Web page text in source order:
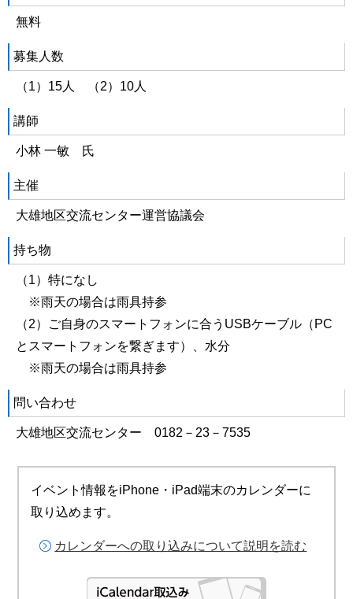
無料
募集人数
（1）15人 （2）10人
講師
小林 一敏 氏
主催
大雄地区交流センター運営協議会
持ち物
（1）特になし
※雨天の場合は雨具持参
（2）ご自身のスマートフォンに合うUSBケーブル（PC
とスマートフォンを繋ぎます）、水分
※雨天の場合は雨具持参
問い合わせ
大雄地区交流センター 0182－23－7535
イベント情報をiPhone・iPad端末のカレンダーに
取り込めます。
カレンダーへの取り込みについて説明を読む